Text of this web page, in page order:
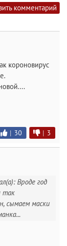
комментарий
короновирус
| 30 | 3
Вроде год
так
сымаем маски